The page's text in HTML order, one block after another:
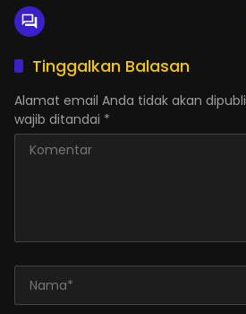
Tinggalkan Balasan
Alamat email Anda tidak akan
wajib ditandai *